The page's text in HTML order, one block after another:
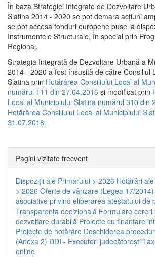
În baza Strategiei Integrate de Dezvoltare
Slatina 2014 - 2020 se pot demara acţiuni
se pot accesa fonduri europene puse la
Instrumentele Structurale, în special prin
Regional.
Strategia Integrată de Dezvoltare Urbană a
2014 - 2020 a fost însuşită de către Consiliul
Slatina prin Hotărârea Consiliului Local al
numărul 111 din 27.04.2016 și modificat prin
Local al Municipiului Slatina numărul 310 din
Hotărârea Consiliului Local al Municipiului
31.07.2018.
Pagini vizitate frecvent
Dispoziţii ale Primarului > 2026 Hotărâri
> 2026 Oferte de vânzare (Legea 17/2014)
asociative privind eliberarea atestatului de
Transparenţa decizională Formulare cereri
dezvoltare durabilă Proiecte cu finanţare
Proiecte de hotărâre Deschiderea
(Anexa 2) DDI - Executori judecătorești
online